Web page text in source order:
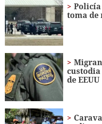
minutes,
56
seconds
toma de
de EEUU